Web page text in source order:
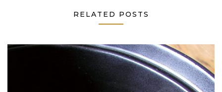
RELATED POSTS